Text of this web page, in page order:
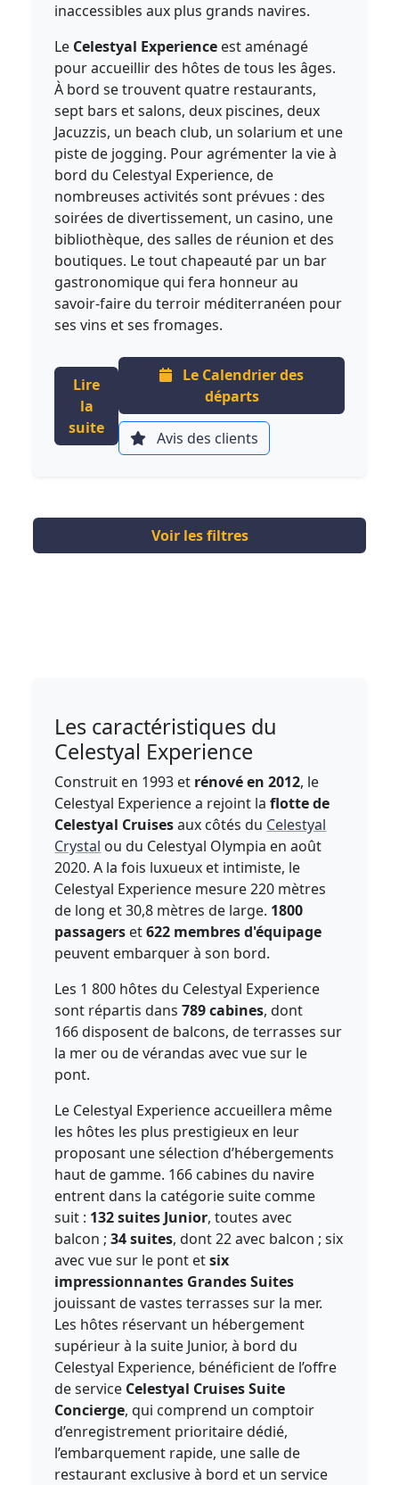
inaccessibles aux plus grands navires.
Le Celestyal Experience est aménagé
pour accueillir des hôtes de tous les âges.
À bord se trouvent quatre restaurants,
sept bars et salons, deux piscines, deux
Jacuzzis, un beach club, un solarium et une
piste de jogging. Pour agrémenter la vie à
bord du Celestyal Experience, de
nombreuses activités sont prévues : des
soirées de divertissement, un casino, une
bibliothèque, des salles de réunion et des
boutiques. Le tout chapeauté par un bar
gastronomique qui fera honneur au
savoir-faire du terroir méditerranéen pour
ses vins et ses fromages.
Lire
la
suite
Le Calendrier des
départs
Avis des clients
Voir les filtres
Les caractéristiques du
Celestyal Experience
Construit en 1993 et rénové en 2012, le
Celestyal Experience a rejoint laflotte de
Celestyal Cruisesaux côtés du Celestyal
Crystal ou du Celestyal Olympia en août
2020. A la fois luxueux et intimiste, le
Celestyal Experience mesure 220 mètres
de long et 30,8 mètres de large. 1800
passagers et622 membres d'équipage
peuvent embarquer à son bord.
Les 1 800 hôtes du Celestyal Experience
sont répartis dans789 cabines, dont
166 disposent de balcons, de terrasses sur
la mer ou de vérandas avec vue sur le
pont.
Le Celestyal Experience accueillera même
les hôtes les plus prestigieux en leur
proposant une sélection d’hébergements
haut de gamme. 166 cabines du navire
entrent dans la catégorie suite comme
suit : 132 suites Junior, toutes avec
balcon ; 34 suites, dont 22 avec balcon ; six
avec vue sur le pont etsix
impressionnantes Grandes Suites
jouissant de vastes terrasses sur la mer.
Les hôtes réservant un hébergement
supérieur à la suite Junior, à bord du
Celestyal Experience, bénéficient de l’offre
de service Celestyal Cruises Suite
Concierge, qui comprend un comptoir
d’enregistrement prioritaire dédié,
l’embarquement rapide, une salle de
restaurant exclusive à bord et un service